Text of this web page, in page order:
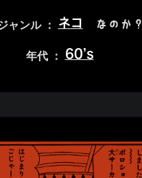
ャンル ： ネコ なのか？
年代 ： 60’s